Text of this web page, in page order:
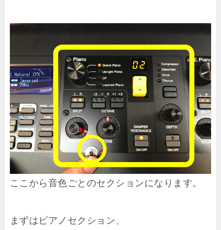
ここから音色ごとのセクションになります。
まずはピアノセクション、